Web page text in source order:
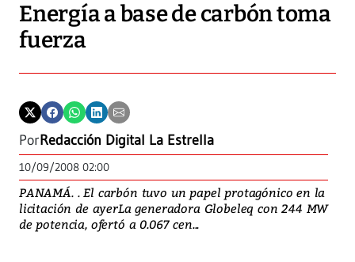
Energía a base de carbón toma
fuerza
PorRedacción Digital La Estrella
10/09/2008 02:00
PANAMÁ. . El carbón tuvo un papel protagónico en la
licitación de ayerLa generadora Globeleq con 244 MW
de potencia, ofertó a 0.067 cen...